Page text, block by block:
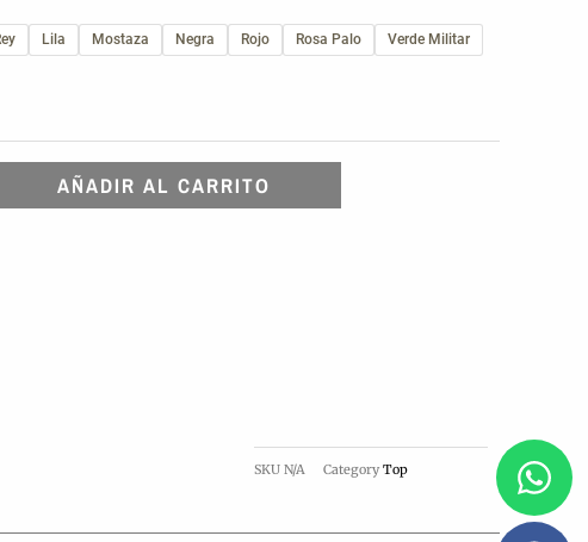
Lila Mostaza Negra Rojo Rosa Palo
Verde Militar
AÑADIR AL CARRITO
SKUN/A Category Top